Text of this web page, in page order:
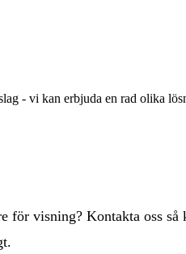
- vi kan erbjuda en rad olika
för visning? Kontakta oss så